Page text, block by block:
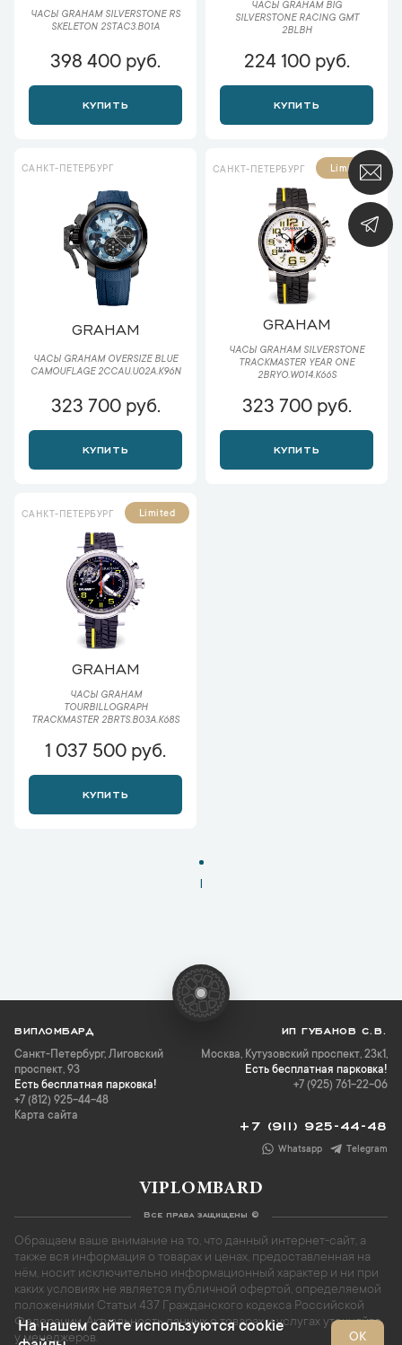
ЧАСЫ GRAHAM SILVERSTONE RS
SKELETON 2STAC3.B01A
398 400 руб.
КУПИТЬ
ЧАСЫ GRAHAM BIG
SILVERSTONE RACING GMT
2BLBH
224 100 руб.
КУПИТЬ
САНКТ-ПЕТЕРБУРГ
GRAHAM
ЧАСЫ GRAHAM OVERSIZE BLUE
CAMOUFLAGE 2CCAU.U02A.K96N
323 700 руб.
КУПИТЬ
САНКТ-ПЕТЕРБУРГ Limited
GRAHAM
ЧАСЫ GRAHAM SILVERSTONE
TRACKMASTER YEAR ONE
2BRYO.W014.K66S
323 700 руб.
КУПИТЬ
САНКТ-ПЕТЕРБУРГ Limited
GRAHAM
ЧАСЫ GRAHAM
TOURBILLOGRAPH
TRACKMASTER 2BRTS.B03A.K68S
1 037 500 руб.
КУПИТЬ
1
ВИПЛОМБАРД
Санкт-Петербург, Лиговский
проспект, 93
Есть бесплатная парковка!
+7 (812) 925-44-48
Карта сайта
ИП ГУБАНОВ С.В.
Москва, Кутузовский проспект, 23к1,
Есть бесплатная парковка!
+7 (925) 761-22-06
+7 (911) 925-44-48
Whatsapp Telegram
VIPLOMBARD
Все права защищены ©
Обращаем ваше внимание на то, что данный интернет-сайт, а
также вся информация о товарах и ценах, предоставленная на
нём, носит исключительно информационный характер и ни при
каких условиях не является публичной офертой, определяемой
положениями Статьи 437 Гражданского кодекса Российской
Федерации. Актуальность данных о товарах и услугах уточняйте
у менеджеров.
На нашем сайте используются cookie
ОК